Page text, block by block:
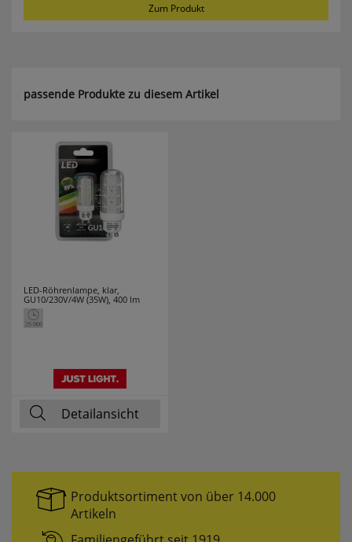
Zum Produkt
passende Produkte zu diesem Artikel
LED-Röhrenlampe, klar,
GU10/230V/4W (35W), 400 lm
Detailansicht
Produktsortiment von über 14.000
Artikeln